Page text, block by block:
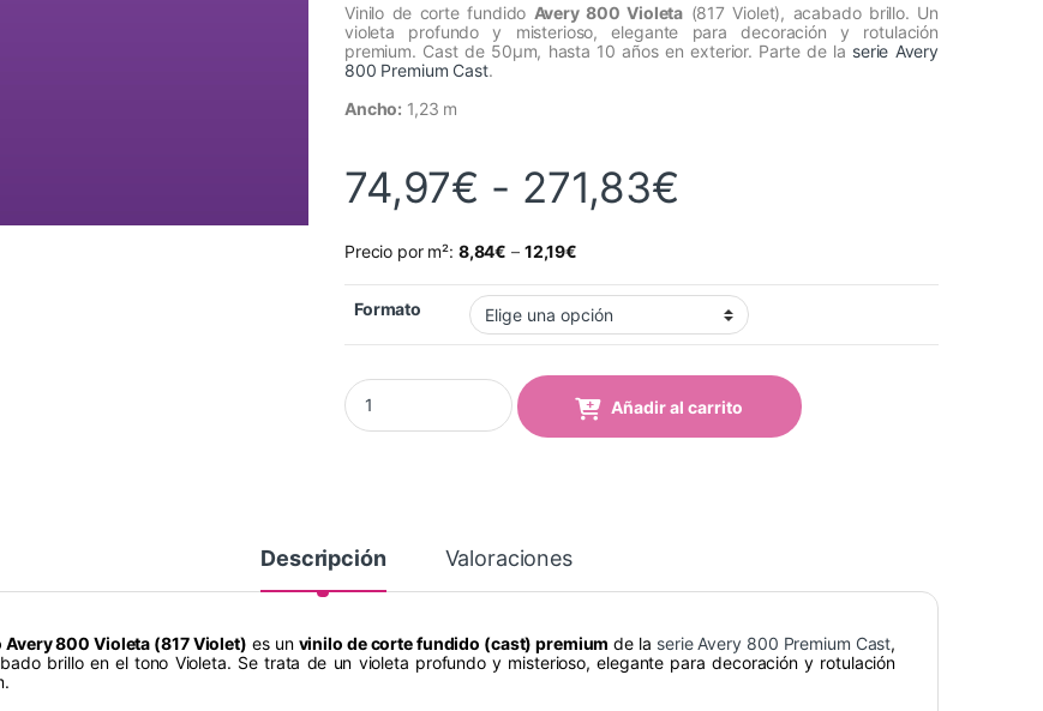
Vinilo de corte fundido Avery 800 Violeta (817 Violet), acabado brillo. Un
violeta profundo y misterioso, elegante para decoración y rotulación
premium. Cast de 50µm, hasta 10 años en exterior. Parte de la serie Avery
800 Premium Cast.
Ancho: 1,23 m
74,97€ - 271,83€
Precio por m²: 8,84€ – 12,19€
Formato
Vinilo Avery 800 Violeta (817 Violet) quantity
Añadir al carrito
Descripción Valoraciones
Avery 800 Violeta (817 Violet) es un vinilo de corte fundido (cast) premium de la serie Avery 800 Premium Cast,
brillo en el tono Violeta. Se trata de un violeta profundo y misterioso, elegante para decoración y rotulación